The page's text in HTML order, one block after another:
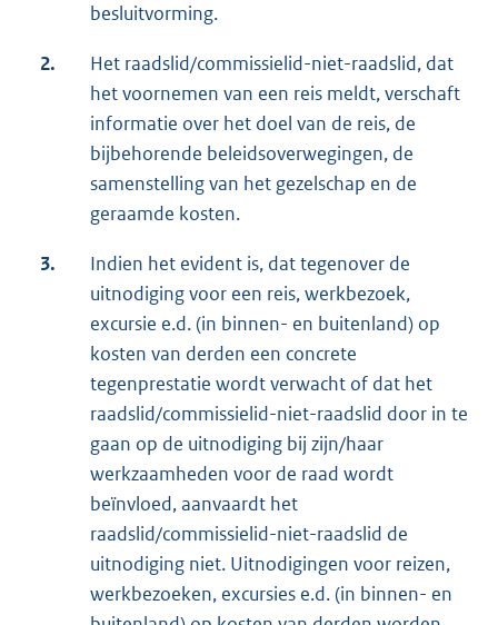
besluitvorming.
2.
Het raadslid/commissielid-niet-raadslid, dat
het voornemen van een reis meldt, verschaft
informatie over het doel van de reis, de
bijbehorende beleidsoverwegingen, de
samenstelling van het gezelschap en de
geraamde kosten.
3.
Indien het evident is, dat tegenover de
uitnodiging voor een reis, werkbezoek,
excursie e.d. (in binnen- en buitenland) op
kosten van derden een concrete
tegenprestatie wordt verwacht of dat het
raadslid/commissielid-niet-raadslid door in te
gaan op de uitnodiging bij zijn/haar
werkzaamheden voor de raad wordt
beïnvloed, aanvaardt het
raadslid/commissielid-niet-raadslid de
uitnodiging niet. Uitnodigingen voor reizen,
werkbezoeken, excursies e.d. (in binnen- en